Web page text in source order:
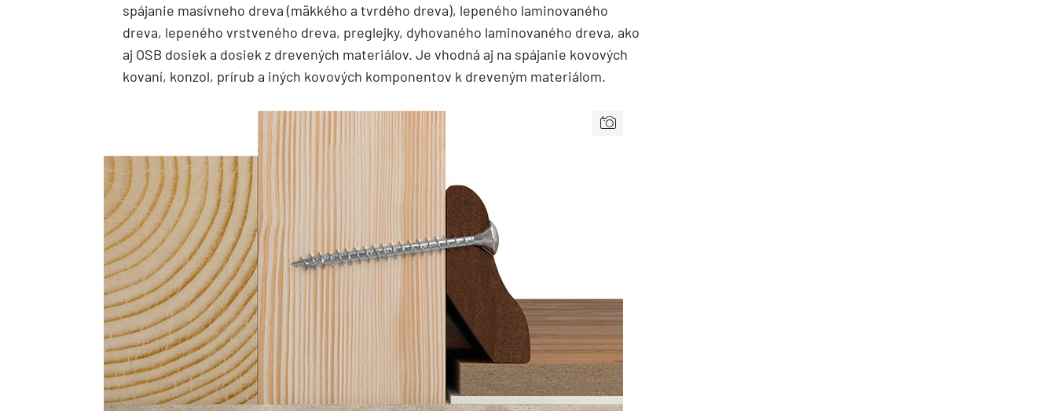
spájanie masívneho dreva (mäkkého a tvrdého dreva), lepeného laminovaného
dreva, lepeného vrstveného dreva, preglejky, dyhovaného laminovaného dreva, ako
aj OSB dosiek a dosiek z drevených materiálov. Je vhodná aj na spájanie kovových
kovaní, konzol, prírub a iných kovových komponentov k dreveným materiálom.